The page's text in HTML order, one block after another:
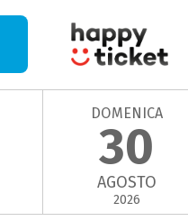
DOMENICA
30
AGOSTO
2026